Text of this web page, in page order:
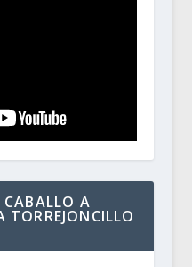
CABALLO A